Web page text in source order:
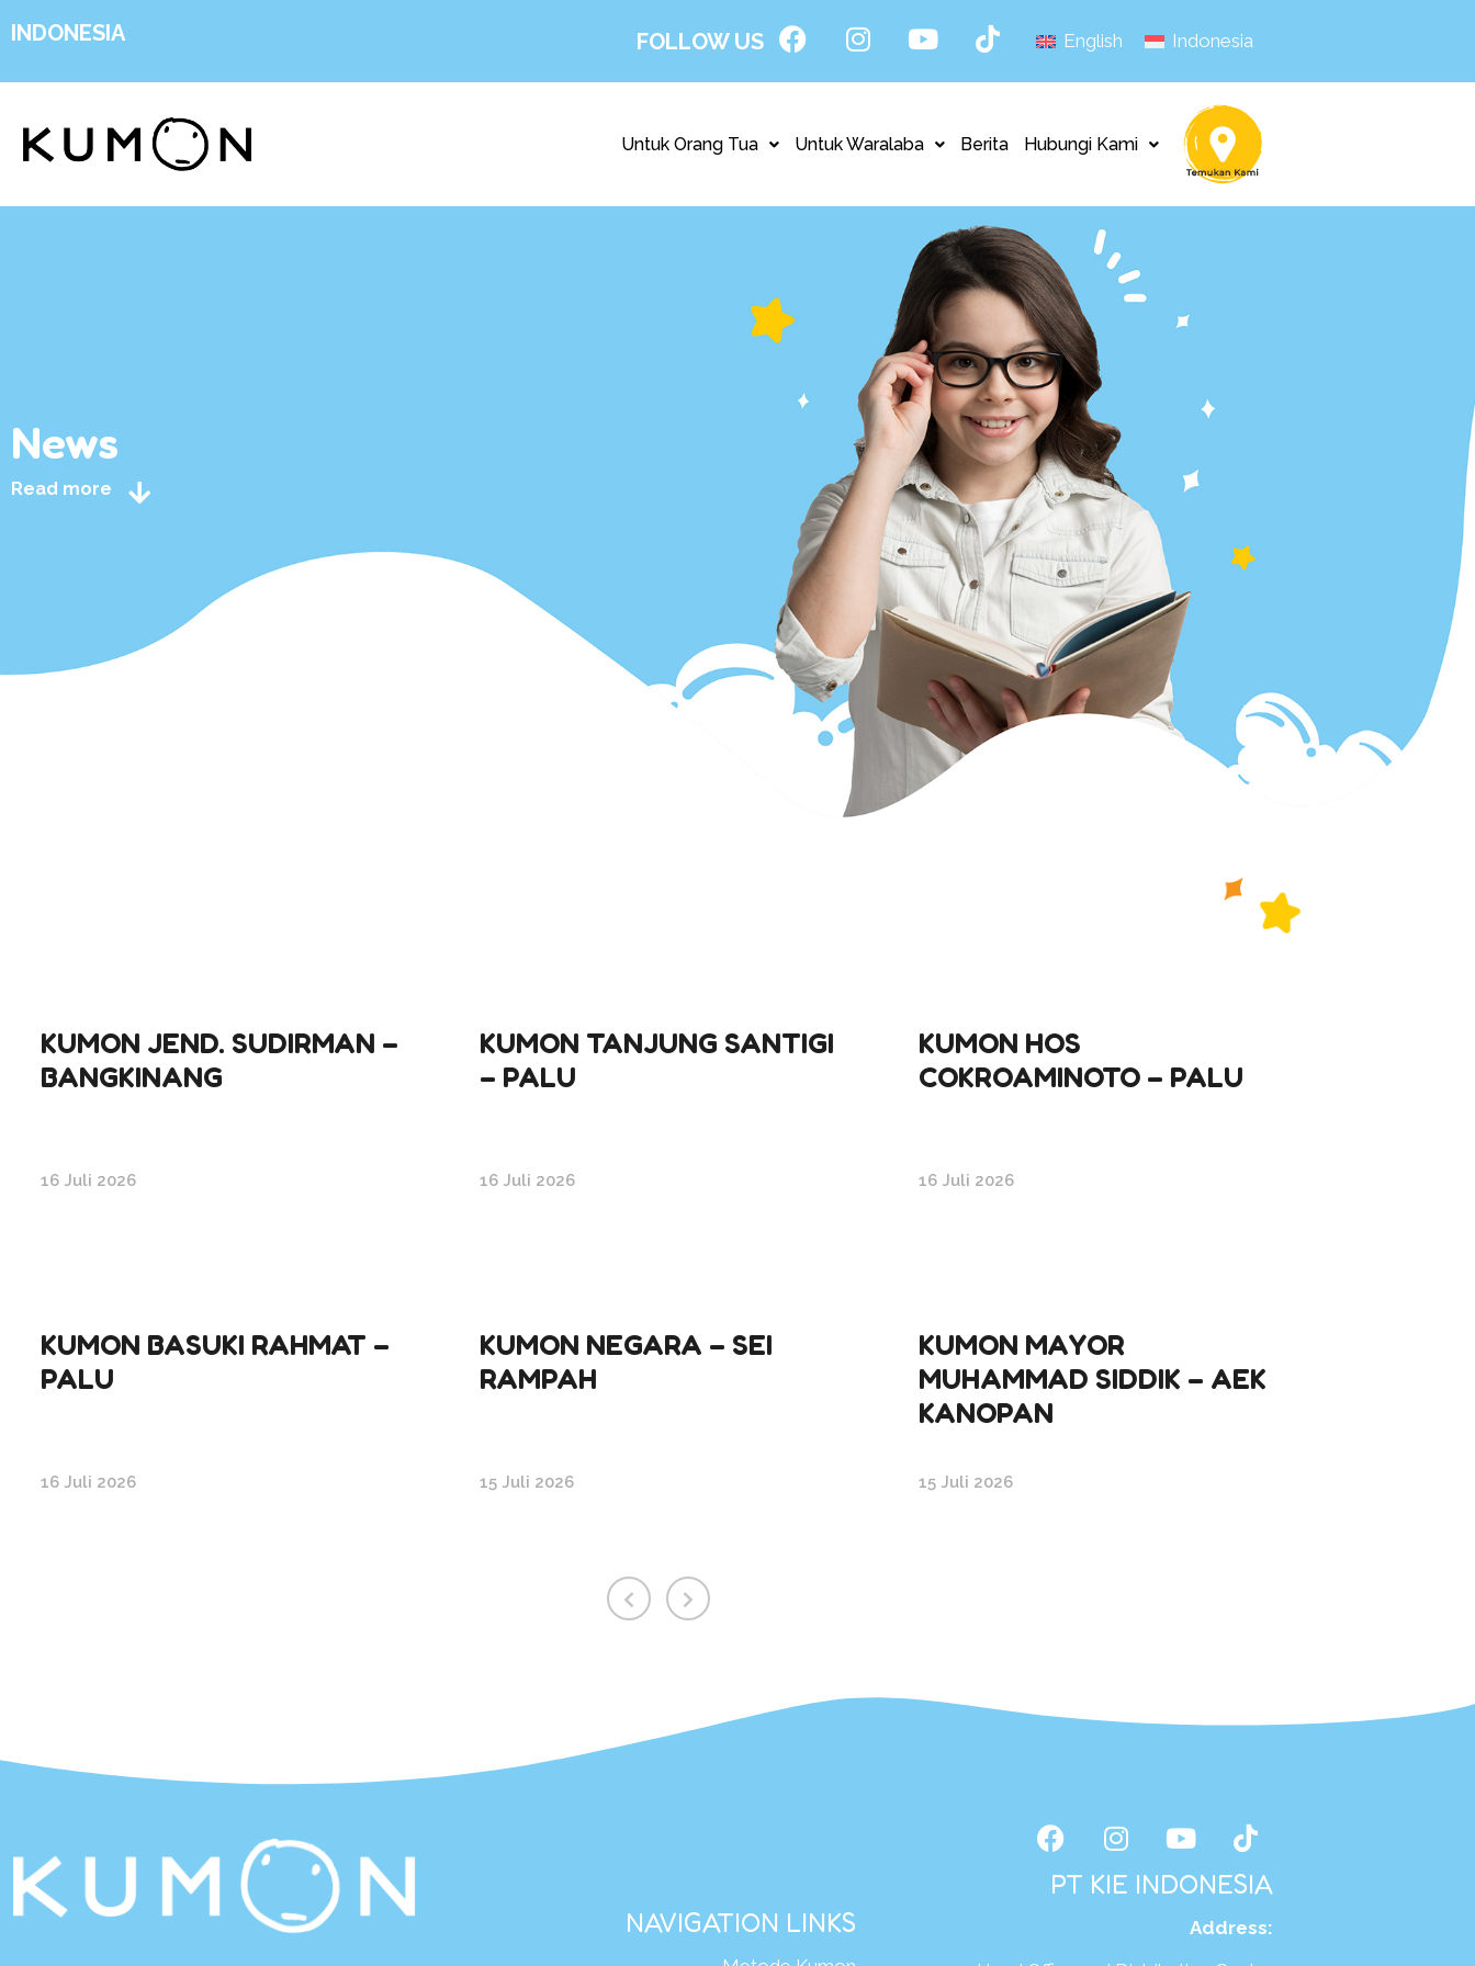
INDONESIA FOLLOW US English Indonesia
Untuk Orang Tua Untuk Waralaba Berita Hubungi Kami
News
Read more
KUMON JEND. SUDIRMAN –
BANGKINANG
16 Juli 2026
KUMON TANJUNG SANTIGI
– PALU
16 Juli 2026
KUMON HOS
COKROAMINOTO – PALU
16 Juli 2026
KUMON BASUKI RAHMAT –
PALU
16 Juli 2026
KUMON NEGARA – SEI
RAMPAH
15 Juli 2026
KUMON MAYOR
MUHAMMAD SIDDIK – AEK
KANOPAN
15 Juli 2026
NAVIGATION LINKS
PT KIE INDONESIA
Address: